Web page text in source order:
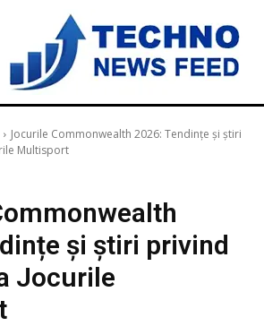
Jocurile Commonwealth 2026: Tendințe și știri
Multisport
și știri privind
Jocurile